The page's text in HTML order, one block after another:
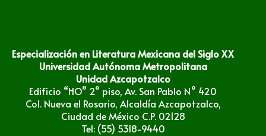
Especialización en Literatura Mexicana del Siglo XX
Universidad Autónoma Metropolitana
Unidad Azcapotzalco
Edificio “HO” 2° piso, Av. San Pablo N° 420
Col. Nueva el Rosario, Alcaldía Azcapotzalco,
Ciudad de México C.P. 02128
Tel: (55) 5318-9440